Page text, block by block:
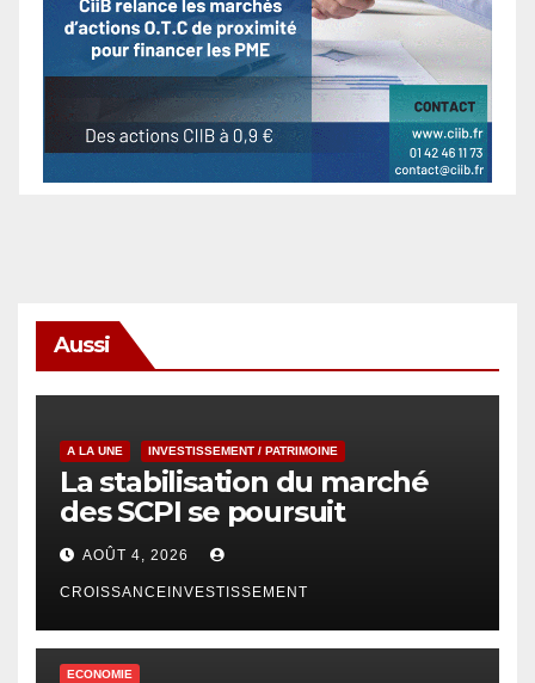
Aussi
A LA UNE INVESTISSEMENT / PATRIMOINE
La stabilisation du marché
des SCPI se poursuit
AOÛT 4, 2026
CROISSANCEINVESTISSEMENT
ECONOMIE